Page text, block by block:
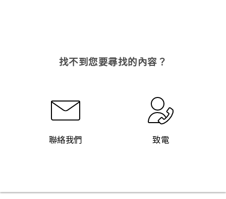
找不到您要尋找的內容？
聯絡我們 致電